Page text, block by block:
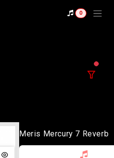
0
Meris Mercury 7 Reverb